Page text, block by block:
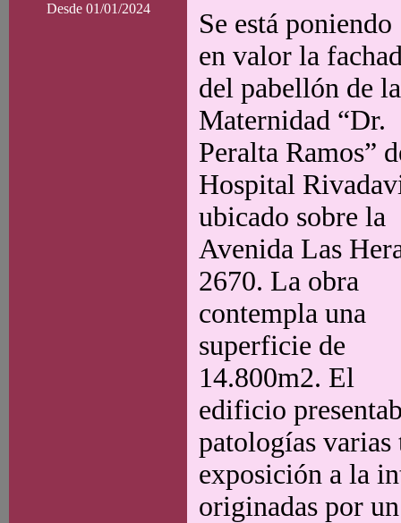
Desde 01/01/2024
Se está poniendo
en valor la
del pabellón de la
Maternidad “Dr.
Peralta Ramos”
Hospital
ubicado sobre la
Avenida Las
2670. La obra
contempla una
superficie de
14.800m2. El
edificio
patologías varias
exposición a la
originadas por